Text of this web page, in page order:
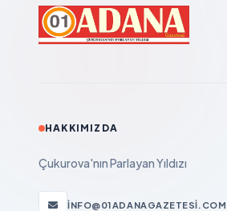
HAKKIMIZDA
Çukurova'nın Parlayan Yıldızı
INFO@01ADANAGAZETESI.COM